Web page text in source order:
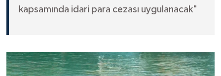
kapsamında idari para cezası uygulanacak"